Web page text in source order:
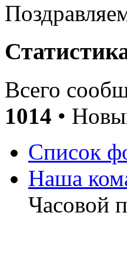
Всего
1014 •
Список
Наша
Часовой